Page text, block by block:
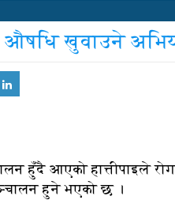
औषधि खुवाउने
हुँदै आएको हात्तीपाइले
हुने भएको छ ।